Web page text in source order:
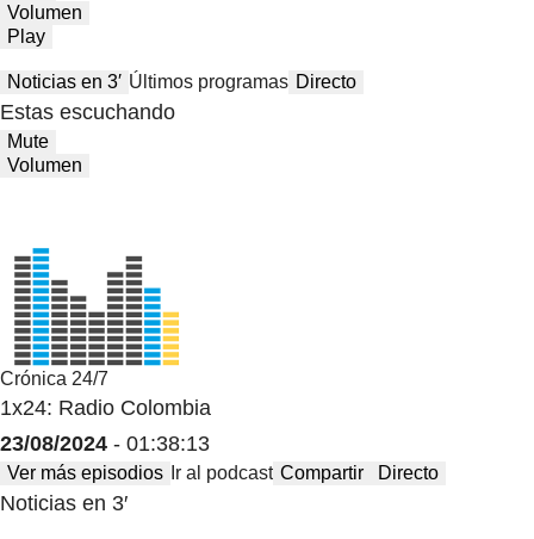
Volumen
Play
Noticias en 3′ Últimos programas Directo
Estas escuchando
Mute
Volumen
Crónica 24/7
1x24: Radio Colombia
23/08/2024 - 01:38:13
Ver más episodios Ir al podcast Compartir Directo
Noticias en 3′